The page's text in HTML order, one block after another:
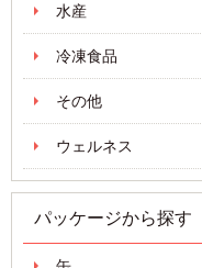
水産
冷凍食品
その他
ウェルネス
パッケージから探す